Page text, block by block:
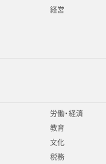
経営
労働・経済
教育
文化
税務